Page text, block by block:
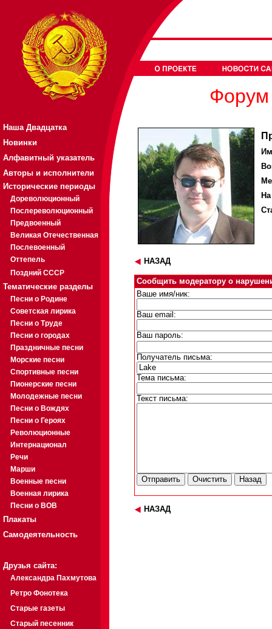
Наша Двадцатка
Новинки
Алфавитный указатель
Авторы и исполнители
Исторические периоды
Дореволюционный
Послереволюционный
Предвоенный
Великая Отечественная
Послевоенный
Оттепель
Поздний СССР
Тематические разделы
Песни о Родине
Советская лирика
Песни о Труде
Песни о городах
Праздничные песни
Морские песни
Спортивные песни
Пионерские песни
Молодежные песни
Песни о Вождях
Песни о Героях
Революционные
Интернационал
Речи
Марши
Военные песни
Военная лирика
Песни о ВОВ
Плакаты
Самодеятельность
Друзья сайта:
Александра Пахмутова
Ретро Фонотека
Старые газеты
Старый песенник
Форум
НАЗАД
Сообщить модератору о
Ваше имя/ник:
Ваш email:
Ваш пароль:
Получатель письма:
Тема письма:
Текст письма:
НАЗАД